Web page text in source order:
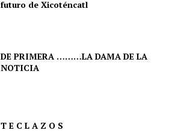
futuro de Xicoténcatl
DE PRIMERA ………LA DAMA DE LA
NOTICIA
T E C L A Z O S